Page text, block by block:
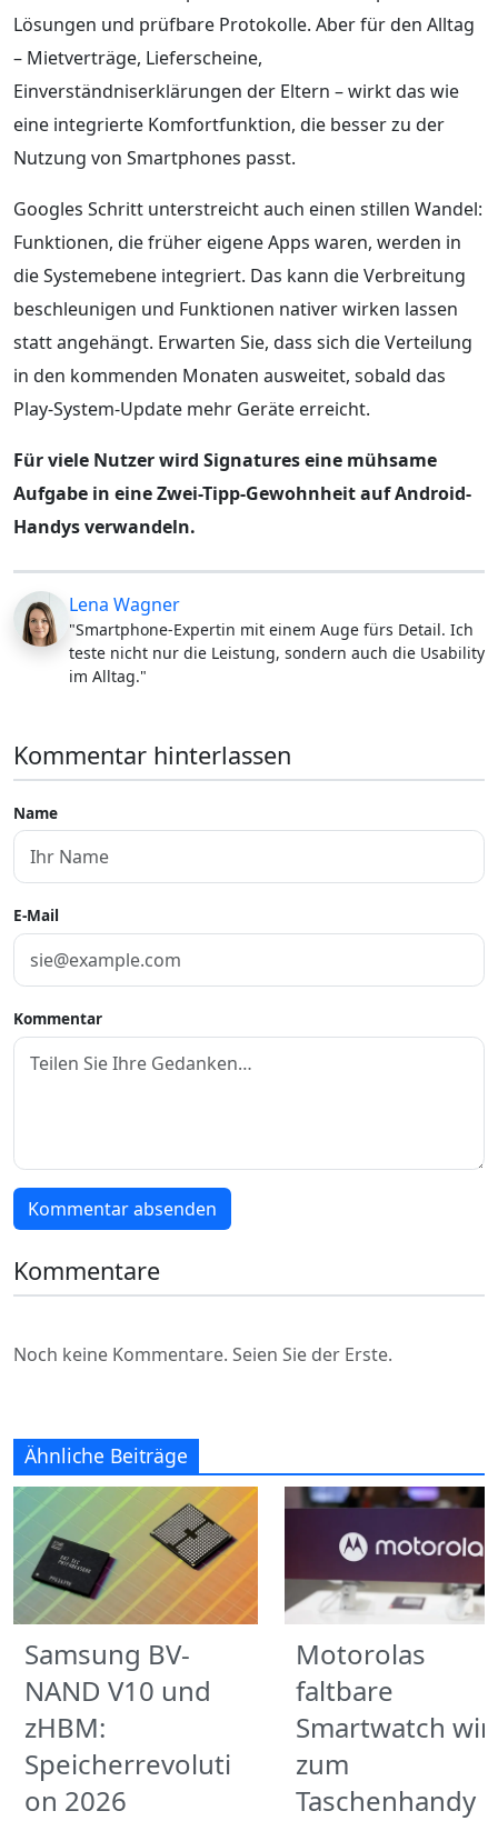
Lösungen und prüfbare Protokolle. Aber für den Alltag
– Mietverträge, Lieferscheine,
Einverständniserklärungen der Eltern – wirkt das wie
eine integrierte Komfortfunktion, die besser zu der
Nutzung von Smartphones passt.
Googles Schritt unterstreicht auch einen stillen Wandel:
Funktionen, die früher eigene Apps waren, werden in
die Systemebene integriert. Das kann die Verbreitung
beschleunigen und Funktionen nativer wirken lassen
statt angehängt. Erwarten Sie, dass sich die Verteilung
in den kommenden Monaten ausweitet, sobald das
Play-System-Update mehr Geräte erreicht.
Für viele Nutzer wird Signatures eine mühsame
Aufgabe in eine Zwei-Tipp-Gewohnheit auf Android-
Handys verwandeln.
Lena Wagner
"Smartphone-Expertin mit einem Auge fürs Detail. Ich
teste nicht nur die Leistung, sondern auch die Usability
im Alltag."
Kommentar hinterlassen
Name
E-Mail
Kommentar
Kommentar absenden
Kommentare
Noch keine Kommentare. Seien Sie der Erste.
Ähnliche Beiträge
Samsung BV-
NAND V10 und
zHBM:
Speicherrevoluti
on 2026
Motorolas
faltbare
Smartwatch
zum
Taschenhandy